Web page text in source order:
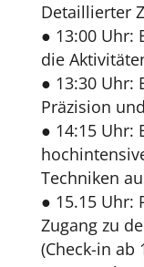
Detaillierter
● 13:00 Uhr:
die
● 13:30 Uhr:
Präzision
● 14:15 Uhr:
Techniken
● 15.15 Uhr:
Zugang zu
(Check-in ab